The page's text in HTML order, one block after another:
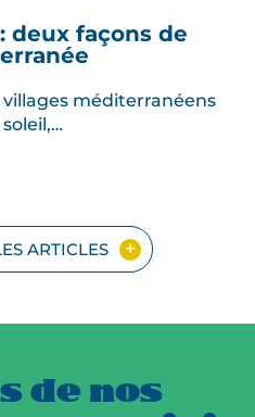
deux façons de
méditerranéens
ARTICLES
de nos